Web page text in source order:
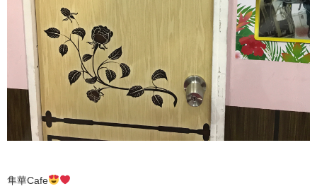
隼華Cafe